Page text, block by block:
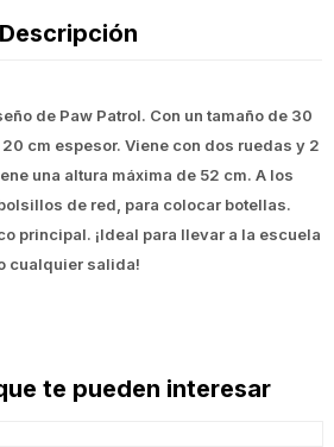
Descripción
de Paw Patrol. Con un tamaño de 30
cm espesor. Viene con dos ruedas y 2
una altura máxima de 52 cm. A los
de red, para colocar botellas.
principal. ¡Ideal para llevar a la escuela
cualquier salida!
te pueden interesar